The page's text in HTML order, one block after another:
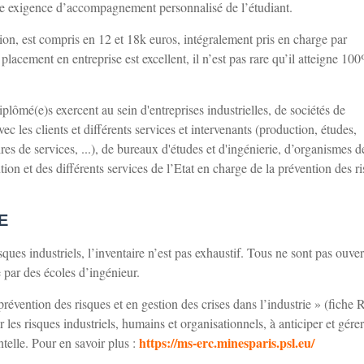
d’accompagnement personnalisé de l’étudiant.
est compris en 12 et 18k euros, intégralement pris en charge par
en entreprise est excellent, il n’est pas rare qu’il atteigne
exercent au sein d'entreprises industrielles, de sociétés de
les clients et différents services et intervenants (production, études,
de services, ...), de bureaux d'études et d'ingénierie, d’organismes
et des différents services de l’Etat en charge de la prévention des
industriels, l’inventaire n’est pas exhaustif. Tous ne sont pas
des écoles d’ingénieur.
des risques et en gestion des crises dans l’industrie » (fiche
risques industriels, humains et organisationnels, à anticiper et
Pour en savoir plus : https://ms-erc.minesparis.psl.eu/